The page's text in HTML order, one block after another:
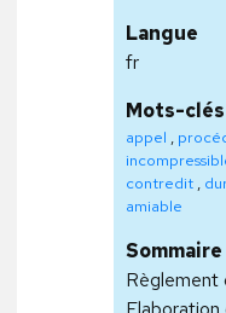
Langue
fr
Mots-clés
appel ,
contredit ,
amiable
Sommaire